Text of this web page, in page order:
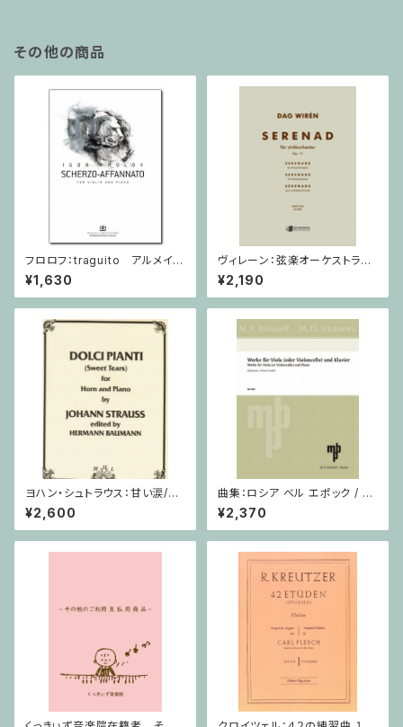
その他の商品
フロロフ：traguito アルメイダ
の主題による即興曲 / ヴァイオ
リン・ピアノ
¥1,630
ヴィレーン：弦楽オーケストラの
ための セレナード Op.11 / ミ
ニチュアスコア
¥2,190
ヨハン・シュトラウス：甘い涙/ホ
ルン・ピアノ
¥2,600
曲集：ロシア ベル エポック / ヴ
ィオラ（またはチェロ）・ピアノ
¥2,370